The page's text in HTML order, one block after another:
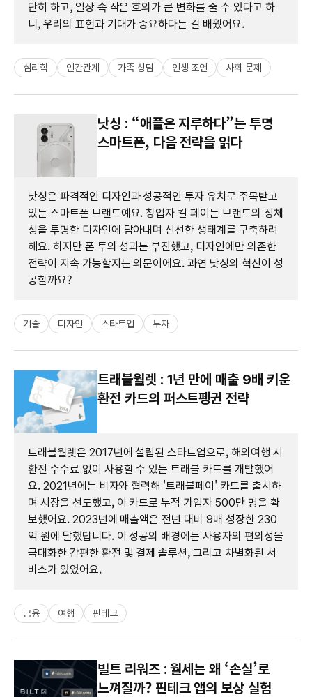
단히 하고, 일상 속 작은 호의가 큰 변화를 줄 수 있다고 하
니, 우리의 표현과 기대가 중요하다는 걸 배웠어요.
심리학 인간관계 가족 상담 인생 조언 사회 문제
낫싱 : “애플은 지루하다”는 투명
스마트폰, 다음 전략을 읽다
낫싱은 파격적인 디자인과 성공적인 투자 유치로 주목받고
있는 스마트폰 브랜드예요. 창업자 칼 페이는 브랜드의 정체
성을 투명한 디자인에 담아내며 신선한 생태계를 구축하려
해요. 하지만 폰 투의 성과는 부진했고, 디자인에만 의존한
전략이 지속 가능할지는 의문이에요. 과연 낫싱의 혁신이 성
공할까요?
기술 디자인 스타트업 투자
트래블월렛 : 1년 만에 매출 9배 키운
환전 카드의 퍼스트펭귄 전략
트래블월렛은 2017년에 설립된 스타트업으로, 해외여행 시
환전 수수료 없이 사용할 수 있는 트래블 카드를 개발했어
요. 2021년에는 비자와 협력해 '트래블페이' 카드를 출시하
며 시장을 선도했고, 이 카드로 누적 가입자 500만 명을 확
보했어요. 2023년에 매출액은 전년 대비 9배 성장한 230
억 원에 달했답니다. 이 성공의 배경에는 사용자의 편의성을
극대화한 간편한 환전 및 결제 솔루션, 그리고 차별화된 서
비스가 있었어요.
금융 여행 핀테크
빌트 리워즈 : 월세는 왜 ‘손실’로
느껴질까? 핀테크 앱의 보상 실험